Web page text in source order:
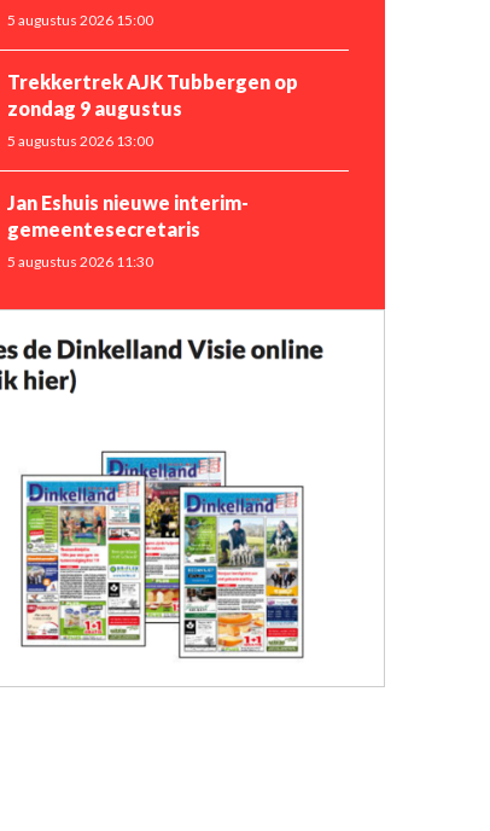
5 augustus 2026 15:00
Trekkertrek AJK Tubbergen op
zondag 9 augustus
5 augustus 2026 13:00
Jan Eshuis nieuwe interim-
gemeentesecretaris
5 augustus 2026 11:30